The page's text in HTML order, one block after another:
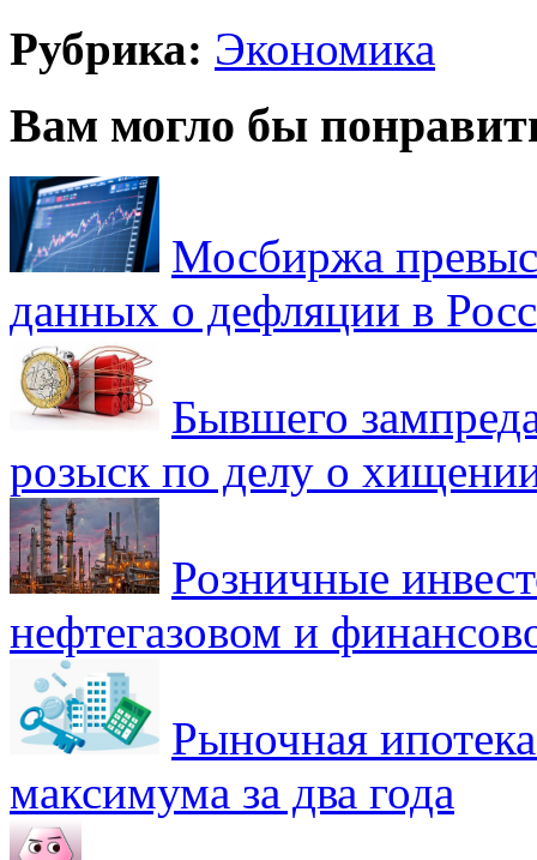
Рубрика: Экономика
Вам могло бы
Мосбиржа
данных о дефляции в
Бывшего
розыск по делу о
Розничные
нефтегазовом и
Рыночная
максимума за два года